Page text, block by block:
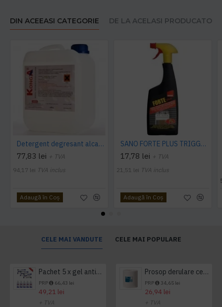
DIN ACEEASI CATEGORIE DE LA ACELASI PRODUCATOR
Detergent degresant alcalin Cuptor si Plita, 5 L, Konga
77,83 lei + TVA
94,17 lei TVA inclus
Adaugă în Coş
SANO FORTE PLUS TRIGGER, 750ml, detergent arsuri, grasimi
17,78 lei + TVA
21,51 lei TVA inclus
Adaugă în Coş
CELE MAI VANDUTE CELE MAI POPULARE
Pachet 5 x gel antibacterian 50ml si 3 x Servetele antibacteriene 48 buc Hygienium
PRP 66,43 lei
49,21 lei
+ TVA
Prosop derulare centrala 1 pliu, 300 m Tork
PRP 34,65 lei
26,94 lei
+ TVA